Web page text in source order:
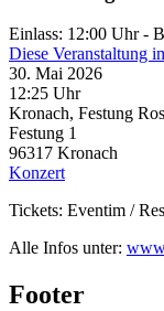
Einlass: 12:00 Uhr -
Diese Veranstaltung
30. Mai 2026
12:25 Uhr
Kronach, Festung
Festung 1
96317 Kronach
Konzert
Tickets: Eventim /
Alle Infos unter:
Footer